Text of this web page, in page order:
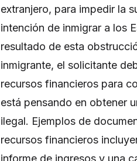
extranjero, para impedir la
intención de inmigrar a los
resultado de esta
inmigrante, el solicitante
recursos financieros para
está pensando en obtener
ilegal. Ejemplos de
recursos financieros
informe de ingresos y una